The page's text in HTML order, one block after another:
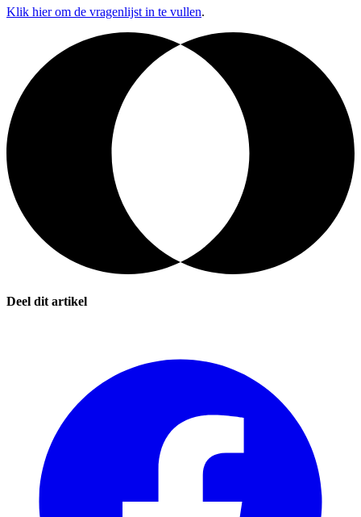
Klik hier om de vragenlijst in te vullen.
Deel dit artikel